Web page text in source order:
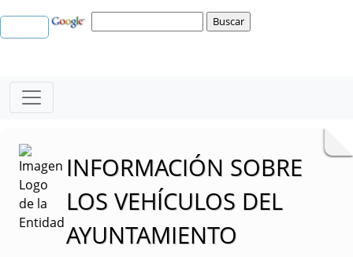
INFORMACIÓN SOBRE
LOS VEHÍCULOS DEL
AYUNTAMIENTO